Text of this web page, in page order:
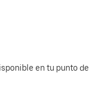
en tu punto de